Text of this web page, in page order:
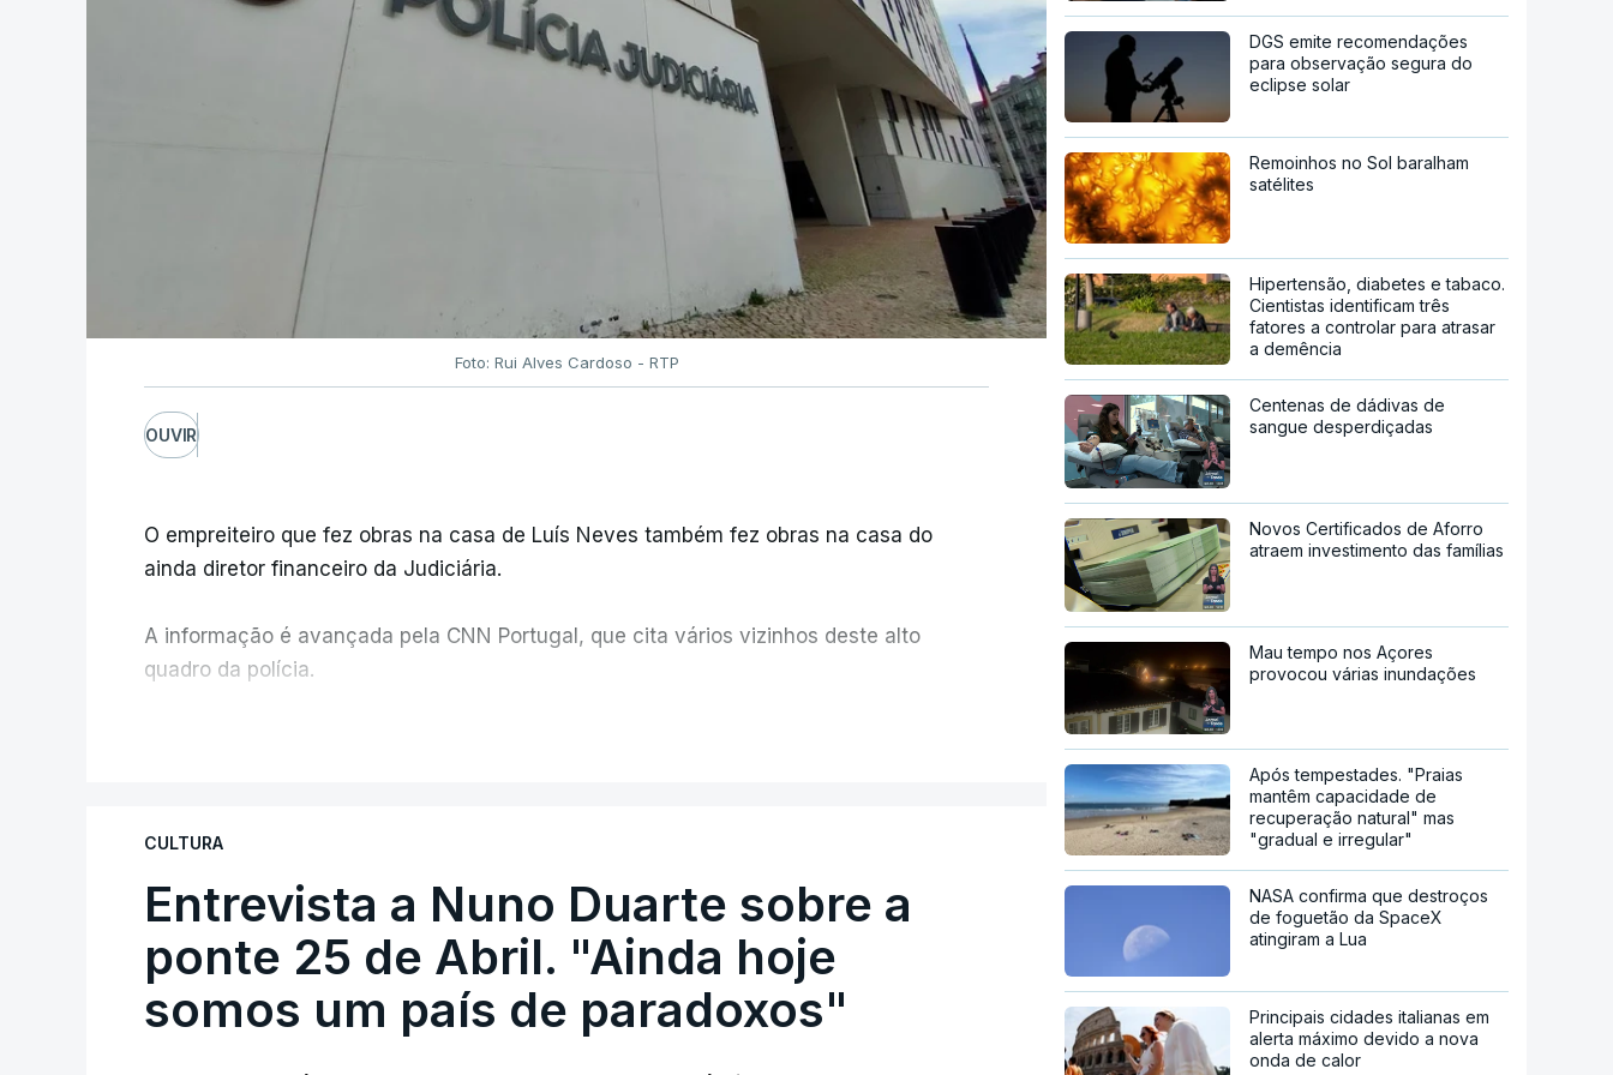
Foto: Rui Alves Cardoso - RTP
OUVIR
O empreiteiro que fez obras na casa de Luís Neves também fez obras na casa do
ainda diretor financeiro da Judiciária.
A informação é avançada pela CNN Portugal, que cita vários vizinhos deste alto
quadro da polícia.
CULTURA
Entrevista a Nuno Duarte sobre a
ponte 25 de Abril. "Ainda hoje
somos um país de paradoxos"
DGS emite recomendações
para observação segura do
eclipse solar
Remoinhos no Sol baralham
satélites
Hipertensão, diabetes e tabaco.
Cientistas identificam três
fatores a controlar para atrasar
a demência
Centenas de dádivas de
sangue desperdiçadas
Novos Certificados de Aforro
atraem investimento das famílias
Mau tempo nos Açores
provocou várias inundações
Após tempestades. "Praias
mantêm capacidade de
recuperação natural" mas
"gradual e irregular"
NASA confirma que destroços
de foguetão da SpaceX
atingiram a Lua
Principais cidades italianas em
alerta máximo devido a nova
onda de calor